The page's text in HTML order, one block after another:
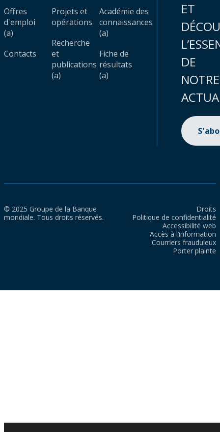
Offres
d'emploi
(a)
Contacts
Projets et
opérations
Recherche
et
publications
(a)
Académie des
connaissances
(a)
Fiche de
résultats
(a)
ET
DE
NOTRE
© 2025 Groupe de la Banque
mondiale. Tous droits réservés.
Droits
Politique de confidentialité
Accessibilité web
Accès à l’information
Courriers frauduleux
Porter plainte